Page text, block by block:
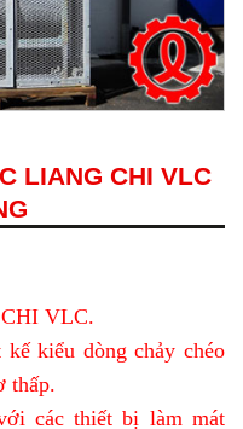
LIANG CHI VLC
VLC.
kiểu dòng chảy chéo
thấp.
các thiết bị làm mát